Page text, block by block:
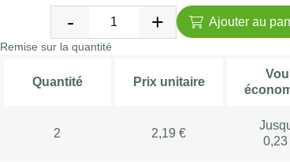
Ajouter au
Remise sur la quantité
Quantité Prix unitaire
2 2,19 €
0,23